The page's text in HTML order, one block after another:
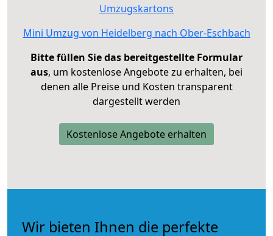
Umzugskartons
Mini Umzug von Heidelberg nach Ober-Eschbach
Bitte füllen Sie das bereitgestellte Formular
aus, um kostenlose Angebote zu erhalten, bei
denen alle Preise und Kosten transparent
dargestellt werden
Kostenlose Angebote erhalten
Wir bieten Ihnen die perfekte